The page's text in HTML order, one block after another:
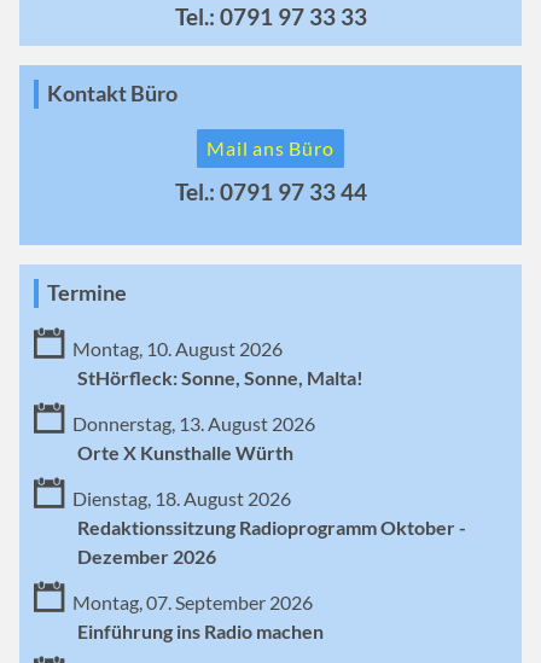
Tel.: 0791 97 33 33
Kontakt Büro
Mail ans Büro
Tel.: 0791 97 33 44
Termine
Montag, 10. August 2026
StHörfleck: Sonne, Sonne, Malta!
Donnerstag, 13. August 2026
Orte X Kunsthalle Würth
Dienstag, 18. August 2026
Redaktionssitzung Radioprogramm Oktober -
Dezember 2026
Montag, 07. September 2026
Einführung ins Radio machen